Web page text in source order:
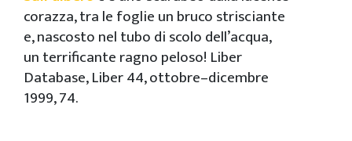
corazza, tra le foglie un bruco strisciante
e, nascosto nel tubo di scolo dell’acqua,
un terrificante ragno peloso! Liber
Database, Liber 44, ottobre–dicembre
1999, 74.